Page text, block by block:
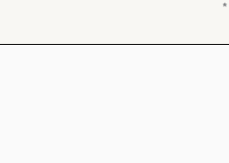
*